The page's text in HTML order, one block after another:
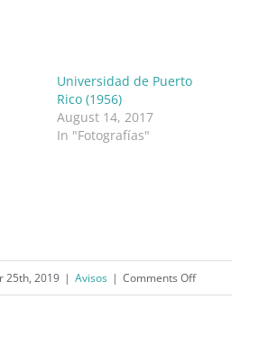
Universidad de Puerto
Rico (1956)
August 14, 2017
In "Fotografías"
25th, 2019 | Avisos | Comments Offon